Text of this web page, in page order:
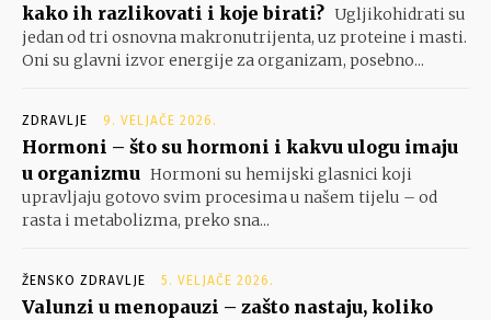
kako ih razlikovati i koje birati? Ugljikohidrati su
jedan od tri osnovna makronutrijenta, uz proteine i masti.
Oni su glavni izvor energije za organizam, posebno...
ZDRAVLJE 9. VELJAČE 2026.
Hormoni – što su hormoni i kakvu ulogu imaju
u organizmu Hormoni su hemijski glasnici koji
upravljaju gotovo svim procesima u našem tijelu – od
rasta i metabolizma, preko sna...
ŽENSKO ZDRAVLJE 5. VELJAČE 2026.
Valunzi u menopauzi – zašto nastaju, koliko